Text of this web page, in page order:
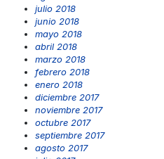
julio 2018
junio 2018
mayo 2018
abril 2018
marzo 2018
febrero 2018
enero 2018
diciembre 2017
noviembre 2017
octubre 2017
septiembre 2017
agosto 2017